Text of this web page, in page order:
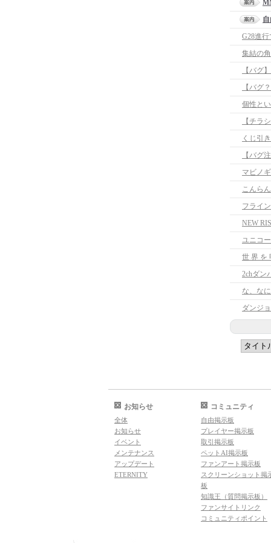
G28進
集結の
【バグ
【バグ
個性と
【チラ
くじ引
マビノ
こんら
フライ
NEW
ユニコ
世 界 を
2chダン
な、な
ダンジ
お知らせ
全体
お知らせ
イベント
メンテナンス
アップデート
ETERNITY
コミュニティ
自由掲示板
プレイヤー掲示板
取引掲示板
ペットAI掲示板
ファンアート掲示板
スクリーンショット掲
板
知識王（質問掲示板）
ファンサイトリンク
コミュニティポイント